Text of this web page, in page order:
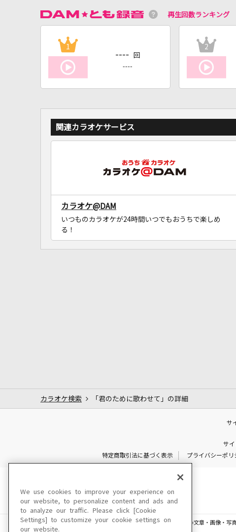
再生回数ランキング
1
---- 回
----
2
関連カラオケサービス
カラオケ@DAM
いつものカラオケが24時間いつでもおうちで楽しめ
る！
カラオケ検索 「君のために歌わせて」の詳細
サ
サイ
特定商取引法に基づく表示
プライバシーポリ
このサイトに掲載されている一切の文章・画像・
We use cookies to improve your experience on
our website, to personalize content and ads and
to analyze our traffic. Please click [Cookie
Settings] to customize your cookie settings on
our website.